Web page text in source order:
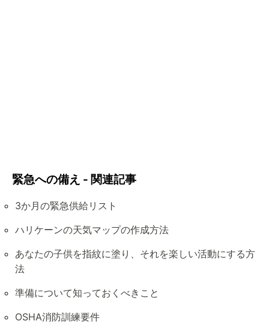
緊急への備え - 関連記事
3か月の緊急供給リスト
ハリケーンの天気マップの作成方法
あなたの子供を指紋に塗り、それを楽しい活動にする方
法
準備について知っておくべきこと
OSHA消防訓練要件